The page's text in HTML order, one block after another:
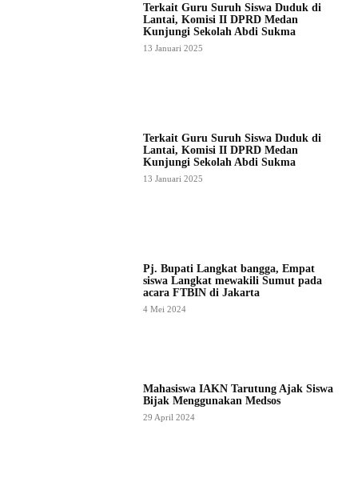
Terkait Guru Suruh Siswa Duduk di
Lantai, Komisi II DPRD Medan
Kunjungi Sekolah Abdi Sukma
13 Januari 2025
Terkait Guru Suruh Siswa Duduk di
Lantai, Komisi II DPRD Medan
Kunjungi Sekolah Abdi Sukma
13 Januari 2025
Pj. Bupati Langkat bangga, Empat
siswa Langkat mewakili Sumut pada
acara FTBIN di Jakarta
4 Mei 2024
Mahasiswa IAKN Tarutung Ajak Siswa
Bijak Menggunakan Medsos
29 April 2024